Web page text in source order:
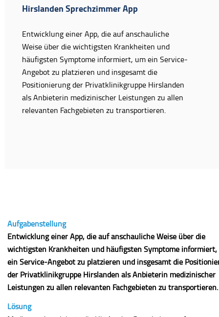
Hirslanden Sprechzimmer App
Entwicklung einer App, die auf anschauliche
Weise über die wichtigsten Krankheiten und
häufigsten Symptome informiert, um ein Service-
Angebot zu platzieren und insgesamt die
Positionierung der Privatklinikgruppe Hirslanden
als Anbieterin medizinischer Leistungen zu allen
relevanten Fachgebieten zu transportieren.
Aufgabenstellung
Entwicklung einer App, die auf anschauliche Weise über die
wichtigsten Krankheiten und häufigsten Symptome informiert,
ein Service-Angebot zu platzieren und insgesamt die
der Privatklinikgruppe Hirslanden als Anbieterin medizinischer
Leistungen zu allen relevanten Fachgebieten zu transportieren.
Lösung